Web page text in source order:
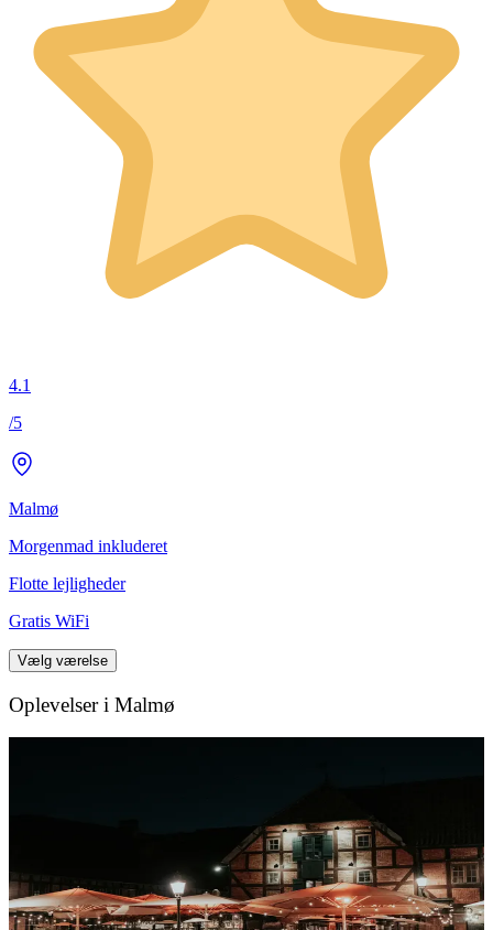
4.1
/5
Malmø
Morgenmad inkluderet
Flotte lejligheder
Gratis WiFi
Vælg værelse
Oplevelser i Malmø